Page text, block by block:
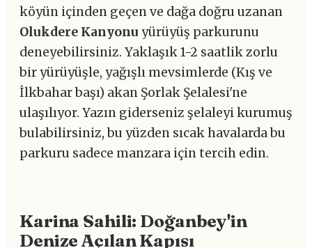
köyün içinden geçen ve dağa doğru uzanan
Olukdere Kanyonu yürüyüş parkurunu
deneyebilirsiniz. Yaklaşık 1-2 saatlik zorlu
bir yürüyüşle, yağışlı mevsimlerde (Kış ve
İlkbahar başı) akan Şorlak Şelalesi'ne
ulaşılıyor. Yazın giderseniz şelaleyi kurumuş
bulabilirsiniz, bu yüzden sıcak havalarda bu
parkuru sadece manzara için tercih edin.
Karina Sahili: Doğanbey'in
Denize Açılan Kapısı